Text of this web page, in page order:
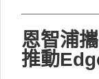
恩智浦
推動